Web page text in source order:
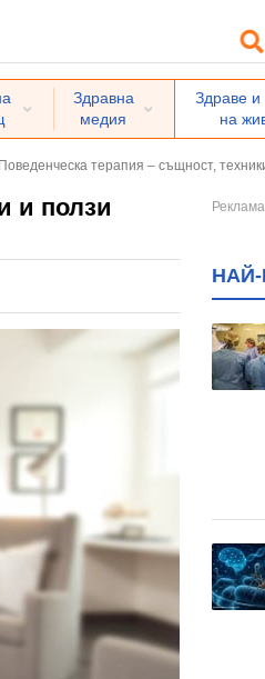
Здравна
медия
Здраве и
на
Поведенческа терапия – същност,
и ползи